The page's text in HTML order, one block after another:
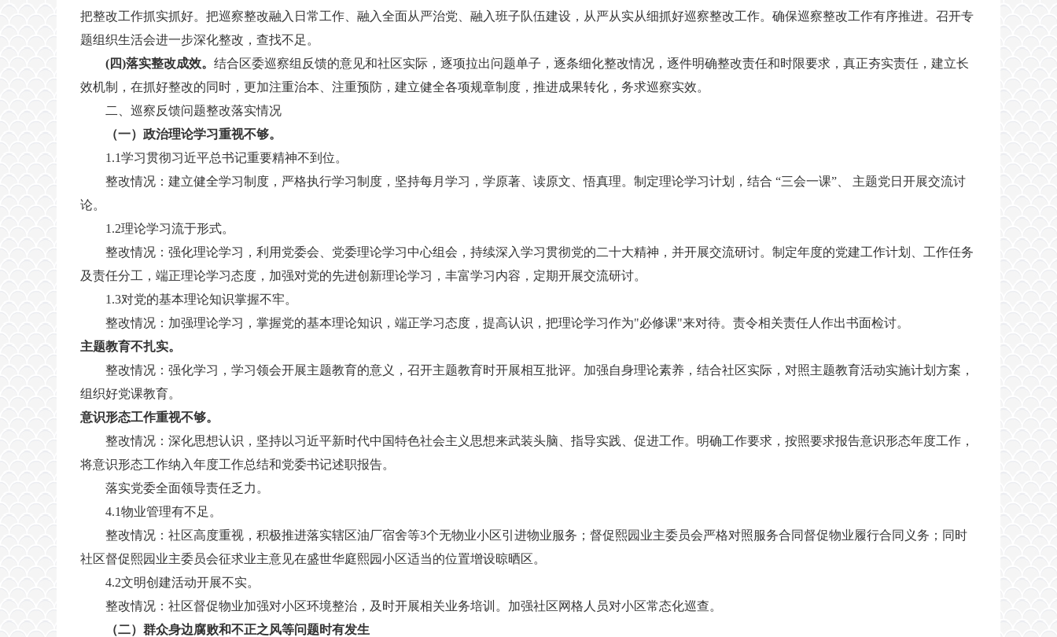
把整改工作抓实抓好。把巡察整改融入日常工作、融入全面从严治党、融入班子队伍建设，从严从实从细抓好巡察整改工作。确保巡察整改工作有序推进。召开专
题组织生活会进一步深化整改，查找不足。
(四)落实整改成效。 结合区委巡察组反馈的意见和社区实际，逐项拉出问题单子，逐条细化整改情况，逐件明确整改责任和时限要求，真正夯实责任，建立长
效机制，在抓好整改的同时，更加注重治本、注重预防，建立健全各项规章制度，推进成果转化，务求巡察实效。
二、巡察反馈问题整改落实情况
（一） 政治理论学习重视不够。
1.1学习贯彻习近平总书记重要精神不到位。
整改情况：建立健全学习制度，严格执行学习制度，坚持每月学习，学原著、读原文、悟真理。制定理论学习计划，结合 “三会一课”、 主题党日开展交流讨
论。
1.2理论学习流于形式。
整改情况：强化理论学习，利用党委会、党委理论学习中心组会，持续深入学习贯彻党的二十大精神，并开展交流研讨。制定年度的党建工作计划、工作任务
及责任分工，端正理论学习态度，加强对党的先进创新理论学习，丰富学习内容，定期开展交流研讨。
1.3对党的基本理论知识掌握不牢。
整改情况：加强理论学习，掌握党的基本理论知识，端正学习态度，提高认识，把理论学习作为"必修课"来对待。责令相关责任人作出书面检讨。
主题教育不扎实。
整改情况：强化学习，学习领会开展主题教育的意义，召开主题教育时开展相互批评。加强自身理论素养，结合社区实际，对照主题教育活动实施计划方案，
组织好党课教育。
意识形态工作重视不够。
整改情况：深化思想认识，坚持以习近平新时代中国特色社会主义思想来武装头脑、指导实践、促进工作。明确工作要求，按照要求报告意识形态年度工作，
将意识形态工作纳入年度工作总结和党委书记述职报告。
落实党委全面领导责任乏力。
4.1物业管理有不足。
整改情况：社区高度重视，积极推进落实辖区油厂宿舍等3个无物业小区引进物业服务；督促熙园业主委员会严格对照服务合同督促物业履行合同义务；同时
社区督促熙园业主委员会征求业主意见在盛世华庭熙园小区适当的位置增设晾晒区。
4.2文明创建活动开展不实。
整改情况：社区督促物业加强对小区环境整治，及时开展相关业务培训。加强社区网格人员对小区常态化巡查。
（二） 群众身边腐败和不正之风等问题时有发生